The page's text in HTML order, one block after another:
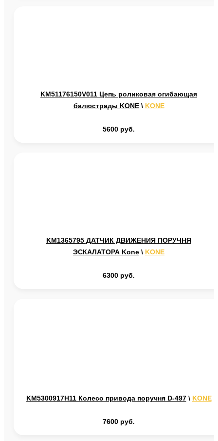
KM51176150V011 Цепь роликовая огибающая
балюстрады KONE\ KONE
5600 руб.
KM1365795 ДАТЧИК ДВИЖЕНИЯ ПОРУЧНЯ
ЭСКАЛАТОРА Kone \ KONE
6300 руб.
KM5300917H11 Колесо привода поручня D-497\ KONE
7600 руб.